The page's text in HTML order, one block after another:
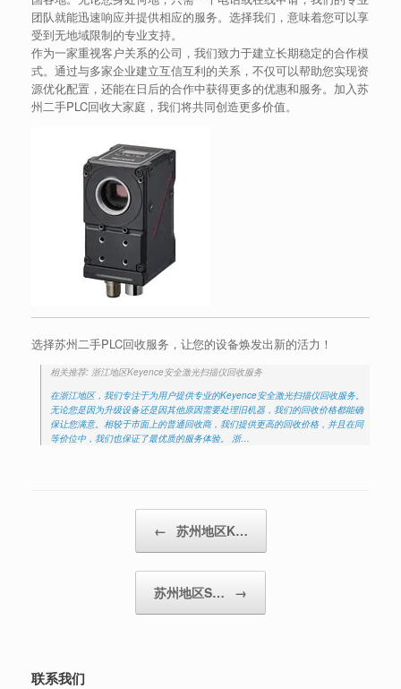
团队就能迅速响应并提供相应的服务。选择我们，意味着您可以享
受到无地域限制的专业支持。
作为一家重视客户关系的公司，我们致力于建立长期稳定的合作模
式。通过与多家企业建立互信互利的关系，不仅可以帮助您实现资
源优化配置，还能在日后的合作中获得更多的优惠和服务。加入苏
州二手PLC回收大家庭，我们将共同创造更多价值。
选择苏州二手PLC回收服务，让您的设备焕发出新的活力！
相关推荐: 浙江地区Keyence安全激光扫描仪回收服务
在浙江地区，我们专注于为用户提供专业的Keyence安全激光扫描仪回收服务。
无论您是因为升级设备还是因其他原因需要处理旧机器，我们的回收价格都能确
保让您满意。相较于市面上的普通回收商，我们提供更高的回收价格，并且在同
等价位中，我们也保证了最优质的服务体验。 浙…
← 苏州地区K…
苏州地区S… →
联系我们